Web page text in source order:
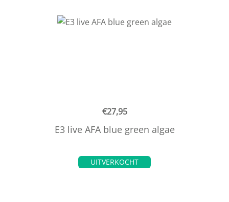
€27,95
E3 live AFA blue green algae
UITVERKOCHT